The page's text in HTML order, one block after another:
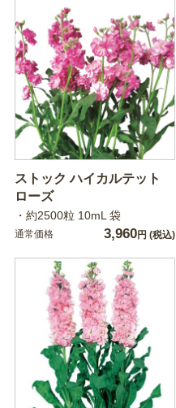
ストック ハイカルテット
ローズ
・約2500粒 10mL 袋
通常価格 3,960円 (税込)